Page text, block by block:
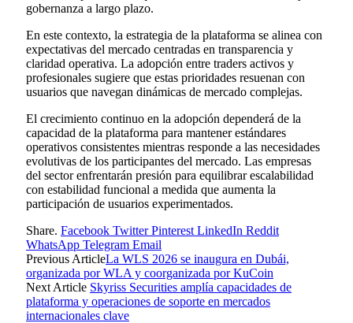
gobernanza a largo plazo.
En este contexto, la estrategia de la plataforma se alinea con
expectativas del mercado centradas en transparencia y
claridad operativa. La adopción entre traders activos y
profesionales sugiere que estas prioridades resuenan con
usuarios que navegan dinámicas de mercado complejas.
El crecimiento continuo en la adopción dependerá de la
capacidad de la plataforma para mantener estándares
operativos consistentes mientras responde a las necesidades
evolutivas de los participantes del mercado. Las empresas
del sector enfrentarán presión para equilibrar escalabilidad
con estabilidad funcional a medida que aumenta la
participación de usuarios experimentados.
Share. Facebook Twitter Pinterest LinkedIn Reddit
WhatsApp Telegram Email
Previous ArticleLa WLS 2026 se inaugura en Dubái,
organizada por WLA y coorganizada por KuCoin
Next Article Skyriss Securities amplía capacidades de
plataforma y operaciones de soporte en mercados
internacionales clave